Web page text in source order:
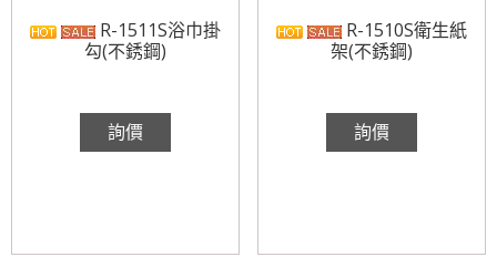
R-1511S浴巾掛
勾(不銹鋼)
詢價
R-1510S衛生紙
架(不銹鋼)
詢價